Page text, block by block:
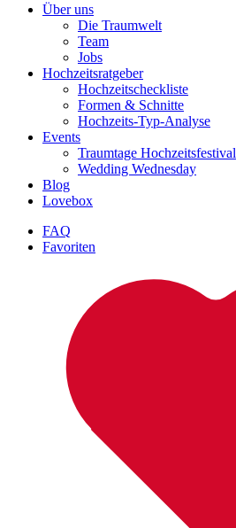
Über uns
Die Traumwelt
Team
Jobs
Hochzeitsratgeber
Hochzeitscheckliste
Formen & Schnitte
Hochzeits-Typ-Analyse
Events
Traumtage Hochzeitsfestival
Wedding Wednesday
Blog
Lovebox
FAQ
Favoriten